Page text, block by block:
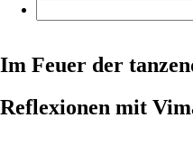
Im Feuer der
Reflexionen mit